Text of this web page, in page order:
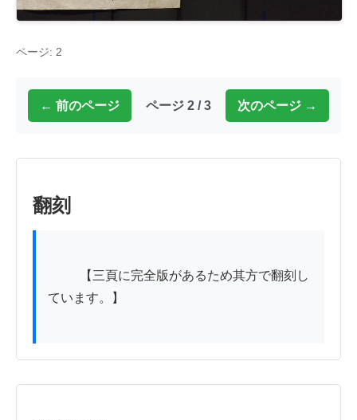
ページ: 2
← 前のページ ページ 2 / 3 次のページ →
翻刻
ています。】